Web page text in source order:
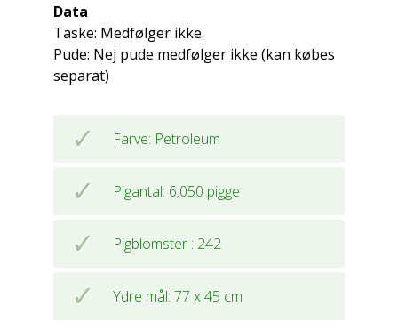
Data
Taske: Medfølger ikke.
Pude: Nej pude medfølger ikke (kan købes
separat)
Farve: Petroleum
Pigantal: 6.050 pigge
Pigblomster : 242
Ydre mål: 77 x 45 cm